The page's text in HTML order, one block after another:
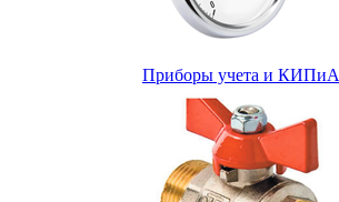
Приборы учета и КИПиА